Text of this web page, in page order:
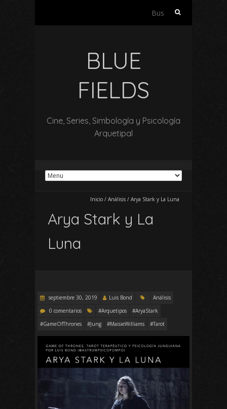
Buscar:
BLUE
FIELDS
Cine, Series, Simbología y Psicología
Arquetipal
Inicio / Análisis / Arya Stark y La Luna
Arya Stark y La
Luna
septiembre 30, 2019 Luis Bond
Análisis
0 comentarios
#Arquetipos
#AryaStark
#GameOfThrones
#Jung #MaisieWilliams #Tarot